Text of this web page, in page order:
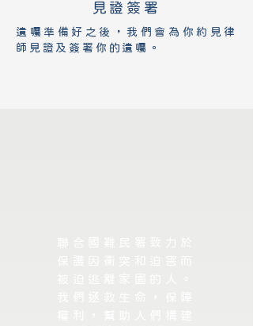
見證簽署
遺囑準備好之後，我們會為你約見律
師見證及簽署你的遺囑。